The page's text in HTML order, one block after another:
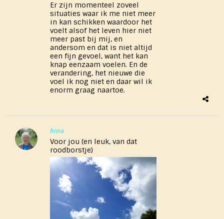
Er zijn momenteel zoveel
situaties waar ik me niet meer
in kan schikken waardoor het
voelt alsof het leven hier niet
meer past bij mij, en
andersom en dat is niet altijd
een fijn gevoel, want het kan
knap eenzaam voelen. En de
verandering, het nieuwe die
voel ik nog niet en daar wil ik
enorm graag naartoe.
Anna
Voor jou (en leuk, van dat
roodborstje)